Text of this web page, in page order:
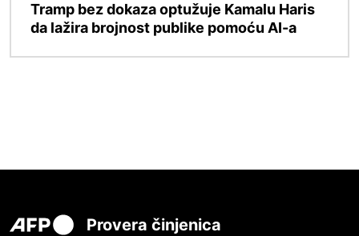
Tramp bez dokaza optužuje Kamalu Haris
da lažira brojnost publike pomoću AI-a
Provera činjenica